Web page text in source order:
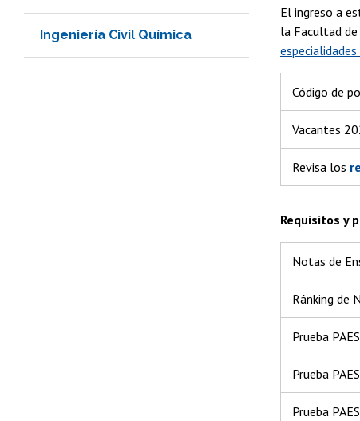
Ingeniería Civil Química
El ingreso a
la Facultad de
Código de
Vacantes
Revisa los
Requisitos y
Notas de
Ránking de
Prueba
Prueba
Prueba